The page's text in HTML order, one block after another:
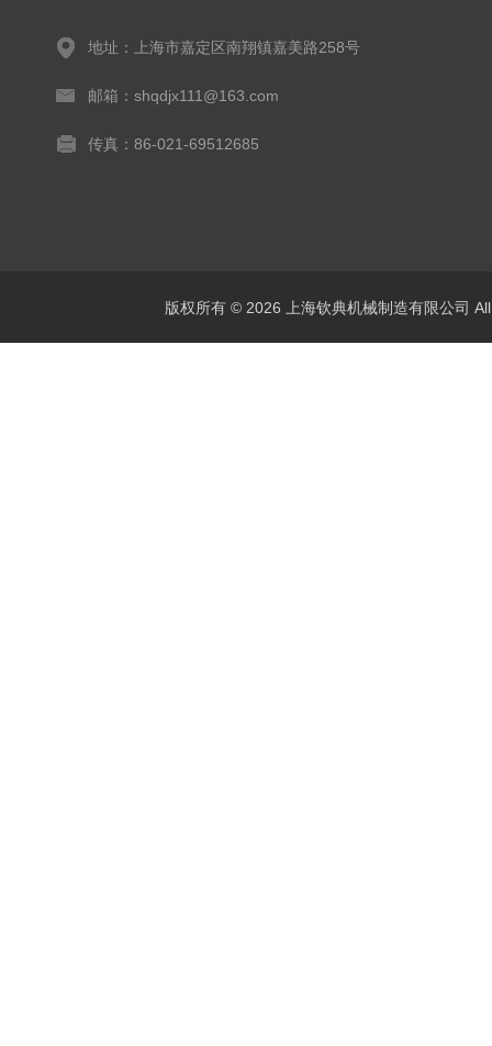
地址：上海市嘉定区南翔镇嘉美路258号
邮箱：shqdjx111@163.com
传真：86-021-69512685
版权所有 © 2026 上海钦典机械制造有限公